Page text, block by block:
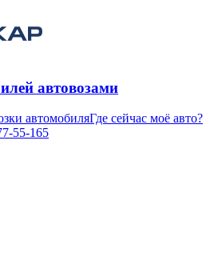
автовозами
автомобиляГде сейчас моё авто?
55-165